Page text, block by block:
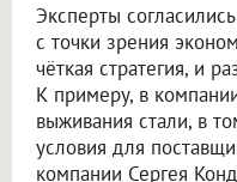
Эксперты
с точки зрения
чёткая стратегия, и
К примеру, в
выживания стали, в
условия для
компании Сергея